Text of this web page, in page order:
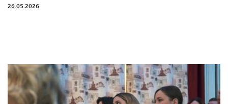
26.05.2026